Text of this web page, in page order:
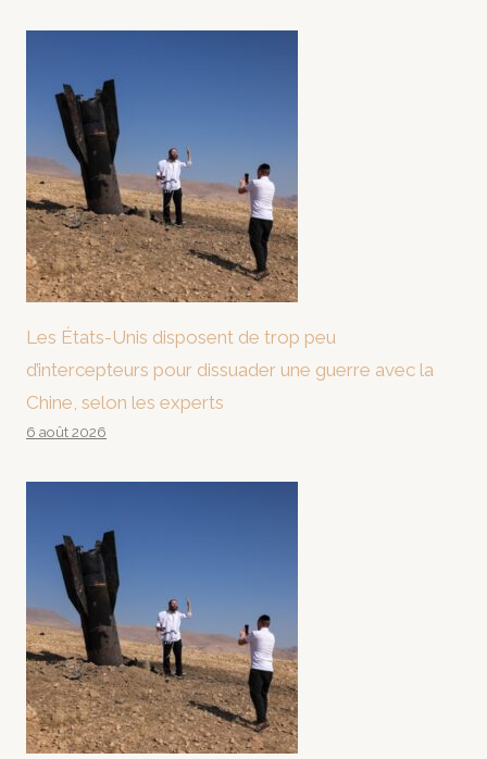
Les États-Unis disposent de trop peu
d’intercepteurs pour dissuader une guerre avec la
Chine, selon les experts
6 août 2026